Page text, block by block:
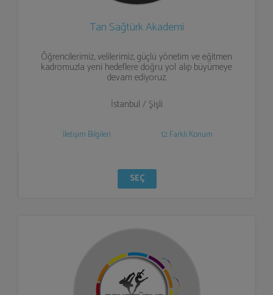
Tan Sağtürk Akademi
Öğrencilerimiz, velilerimiz, güçlü yönetim ve eğitmen
kadromuzla yeni hedeflere doğru yol alıp büyümeye
devam ediyoruz.
İstanbul / Şişli
İletişim Bilgileri 12 Farklı Konum
SEÇ